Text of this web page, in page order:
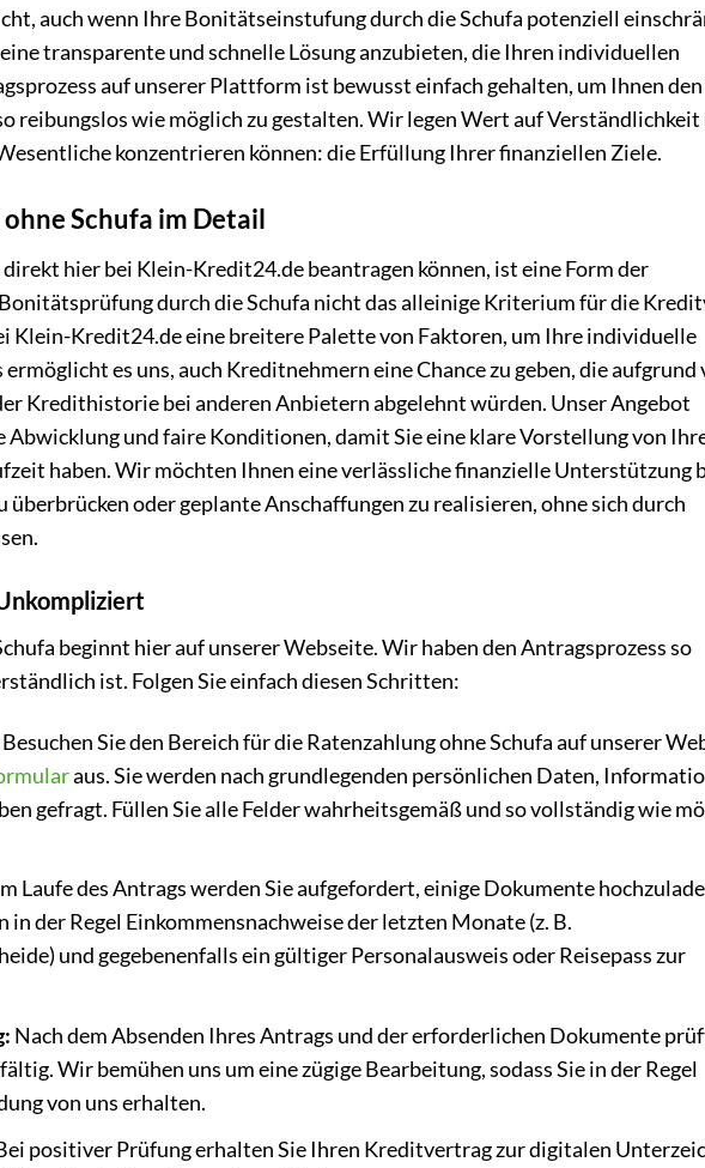
auch wenn Ihre Bonitätseinstufung durch die Schufa potenziell
transparente und schnelle Lösung anzubieten, die Ihren individuellen
auf unserer Plattform ist bewusst einfach gehalten, um Ihnen den
reibungslos wie möglich zu gestalten. Wir legen Wert auf Verständlichkeit
konzentrieren können: die Erfüllung Ihrer finanziellen Ziele.
Schufa im Detail
hier bei Klein-Kredit24.de beantragen können, ist eine Form der
durch die Schufa nicht das alleinige Kriterium für die
Klein-Kredit24.de eine breitere Palette von Faktoren, um Ihre individuelle
es uns, auch Kreditnehmern eine Chance zu geben, die aufgrund
Kredithistorie bei anderen Anbietern abgelehnt würden. Unser Angebot
und faire Konditionen, damit Sie eine klare Vorstellung von
haben. Wir möchten Ihnen eine verlässliche finanzielle Unterstützung
oder geplante Anschaffungen zu realisieren, ohne sich durch
beginnt hier auf unserer Webseite. Wir haben den Antragsprozess so
ist. Folgen Sie einfach diesen Schritten:
Besuchen Sie den Bereich für die Ratenzahlung ohne Schufa auf unserer
aus. Sie werden nach grundlegenden persönlichen Daten,
gefragt. Füllen Sie alle Felder wahrheitsgemäß und so vollständig wie
Laufe des Antrags werden Sie aufgefordert, einige Dokumente
in der Regel Einkommensnachweise der letzten Monate (z. B.
und gegebenenfalls ein gültiger Personalausweis oder Reisepass zur
Nach dem Absenden Ihres Antrags und der erforderlichen Dokumente
Wir bemühen uns um eine zügige Bearbeitung, sodass Sie in der Regel
von uns erhalten.
positiver Prüfung erhalten Sie Ihren Kreditvertrag zur digitalen